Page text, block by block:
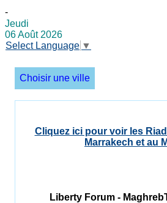
-
Jeudi
06 Août 2026
Select Language ▼
Choisir une ville
Cliquez ici pour voir les
Marrakech et au
Liberty Forum -